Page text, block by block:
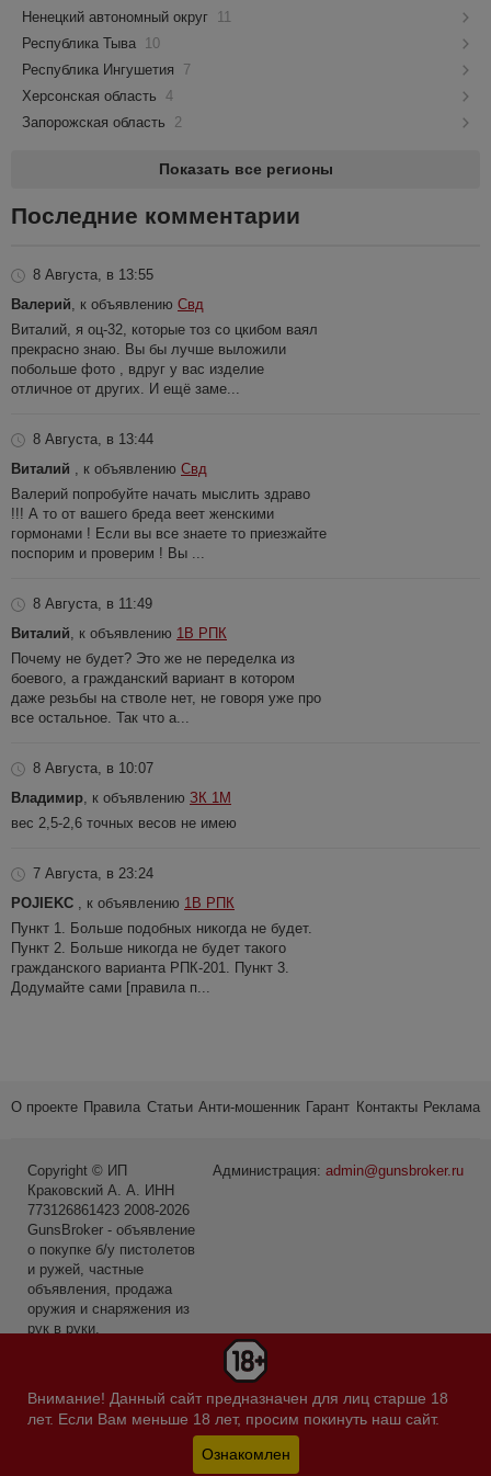
Ненецкий автономный округ 11
Республика Тыва 10
Республика Ингушетия
7
Херсонская область 4
Запорожская область
2
Показать все регионы
Последние комментарии
8 Августа, в 13:55
Валерий , к объявлению Свд
Виталий, я оц-32, которые тоз со цкибом ваял
прекрасно знаю. Вы бы лучше выложили
побольше фото , вдруг у вас изделие
отличное от других. И ещё заме...
8 Августа, в 13:44
Виталий
, к объявлению Свд
Валерий попробуйте начать мыслить здраво
!!! А то от вашего бреда веет женскими
гормонами ! Если вы все знаете то приезжайте
поспорим и проверим ! Вы ...
8 Августа, в 11:49
Виталий , к объявлению 1В РПК
Почему не будет? Это же не переделка из
боевого, а гражданский вариант в котором
даже резьбы на стволе нет, не говоря уже про
все остальное. Так что а...
8 Августа, в 10:07
Владимир , к объявлению ЗК 1М
вес 2,5-2,6 точных весов не имею
7 Августа, в 23:24
POJIEKC
, к объявлению 1В РПК
Пункт 1. Больше подобных никогда не будет.
Пункт 2. Больше никогда не будет такого
гражданского варианта РПК-201. Пункт 3.
Додумайте сами [правила п...
Внимание! Данный сайт предназначен для лиц старше 18
лет. Если Вам меньше 18 лет, просим покинуть наш сайт.
Ознакомлен
О проекте Правила Статьи Анти-мошенник Гарант Контакты Реклама
Администрация: admin@gunsbroker.ru
Copyright © ИП
Краковский А. А. ИНН
773126861423 2008-2026
GunsBroker - объявление
о покупке б/у пистолетов
и ружей, частные
объявления, продажа
оружия и снаряжения из
рук в руки.
и рыбалка по данным
Яндекс.Радар за